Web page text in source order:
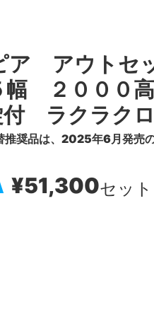
ア アウト
幅 ２０００
ラクラクロ
推奨品は、2025年6月発売
¥51,300セット